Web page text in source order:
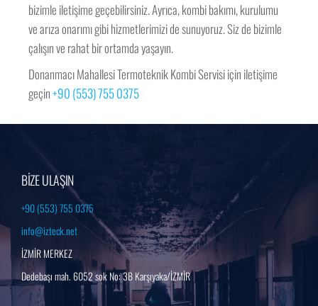
bizimle iletişime geçebilirsiniz. Ayrıca, kombi bakımı, kurulumu
ve arıza onarımı gibi hizmetlerimizi de sunuyoruz. Siz de bizimle
çalışın ve rahat bir ortamda yaşayın.
Donanmacı Mahallesi Termoteknik Kombi Servisi için iletişime
geçin+90 (553) 755 0375
BİZE ULAŞIN
+90 (553) 755 0375
info@izteck.net
İZMİR MERKEZ
Dedebaşı mah. 6052 sok No: 3B Karşıyaka/İZMİR